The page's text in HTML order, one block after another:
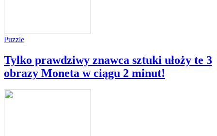
Puzzle
Tylko prawdziwy znawca sztuki ułoży te 3
obrazy Moneta w ciągu 2 minut!